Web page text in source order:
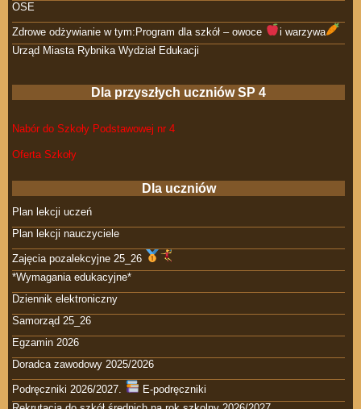
OSE
Zdrowe odżywianie w tym:Program dla szkół – owoce
i warzywa
Urząd Miasta Rybnika Wydział Edukacji
Dla przyszłych uczniów SP 4
Nabór do Szkoły Podstawowej nr 4
Oferta Szkoły
Dla uczniów
Plan lekcji uczeń
Plan lekcji nauczyciele
Zajęcia pozalekcyjne 25_26
*Wymagania edukacyjne*
Dziennik elektroniczny
Samorząd 25_26
Egzamin 2026
Doradca zawodowy 2025/2026
Podręczniki 2026/2027.
E-podręczniki